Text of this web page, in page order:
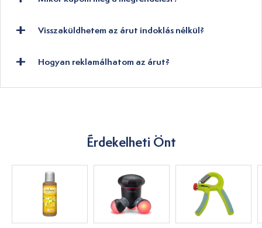
Visszaküldhetem az árut indoklás nélkül?
Hogyan reklamálhatom az árut?
Érdekelheti Önt